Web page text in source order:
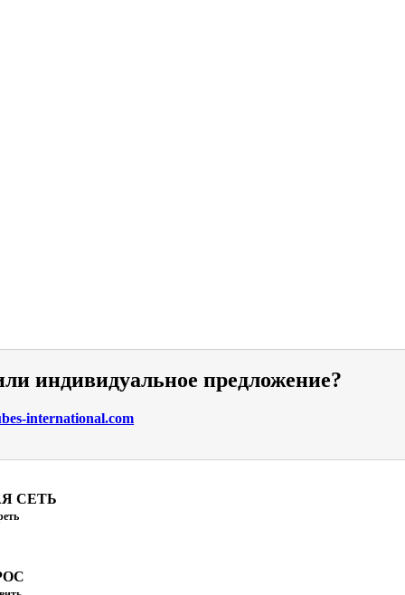
индивидуальное предложение?
international.com
СЕТЬ